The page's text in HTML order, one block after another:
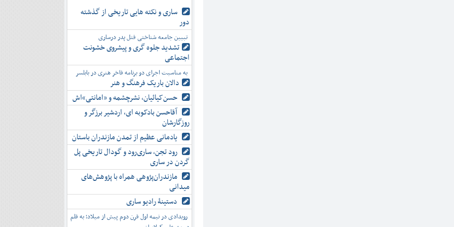
ساری و نکته هایی تاریخی از گذشته
دور
تبیین جامعه شناختی قتل پدر درساری
تشدید جلوه‌ گری و پیشروی خشونت
اجتماعی
به مناسبت اجرای دو برنامه فاخر هنری در بابلسر
دالان باریک فرهنگ و هنر
حسن‌کیائیان، نشرچشمه و «امانتی»اش
آقاحسن بادکوبه ای، اردشیر برزگر و
روزگارشان
یادمانی عظیم از تمدن مازندران باستان
رود تجن، ساری‌رود و گودال تاریخی پل
گردن در ساری
مازندران‌پژوهی همراه با پژوهش‌های
میدانی
دستینۀ رادیو ساری
رویدادی در نیمه اول قرن دوم پیش از میلاد؛ به قلم